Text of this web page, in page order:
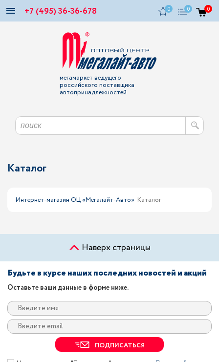
+7 (495) 36-36-678 0 0 0
мегамаркет ведущего
российского поставщика
автопринадлежностей
Каталог
Интернет-магазин ОЦ «Мегалайт-Авто» Каталог
Наверх страницы
Будьте в курсе наших последних новостей и акций
Оставьте ваши данные в форме ниже.
ПОДПИСАТЬСЯ